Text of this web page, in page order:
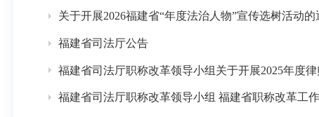
关于开展2026福建省“年度法治人物”宣传选树活动的
福建省司法厅公告
福建省司法厅职称改革领导小组关于开展2025年度
福建省司法厅职称改革领导小组 福建省职称改革工